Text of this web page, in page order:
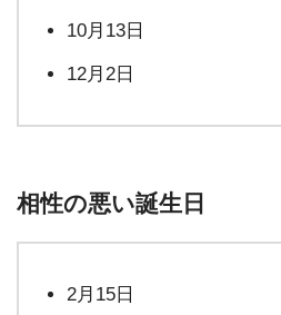
10月13日
12月2日
相性の悪い誕生日
2月15日